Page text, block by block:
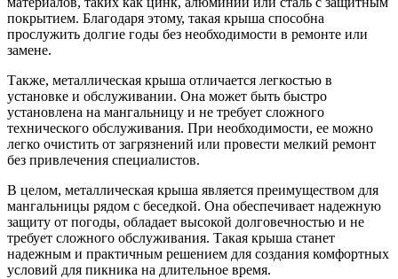
покрытием. Благодаря этому, такая крыша способна
прослужить долгие годы без необходимости в ремонте или
замене.
Также, металлическая крыша отличается легкостью в
установке и обслуживании. Она может быть быстро
установлена на мангальницу и не требует сложного
технического обслуживания. При необходимости, ее можно
легко очистить от загрязнений или провести мелкий ремонт
без привлечения специалистов.
В целом, металлическая крыша является преимуществом для
мангальницы рядом с беседкой. Она обеспечивает надежную
защиту от погоды, обладает высокой долговечностью и не
требует сложного обслуживания. Такая крыша станет
надежным и практичным решением для создания комфортных
условий для пикника на длительное время.